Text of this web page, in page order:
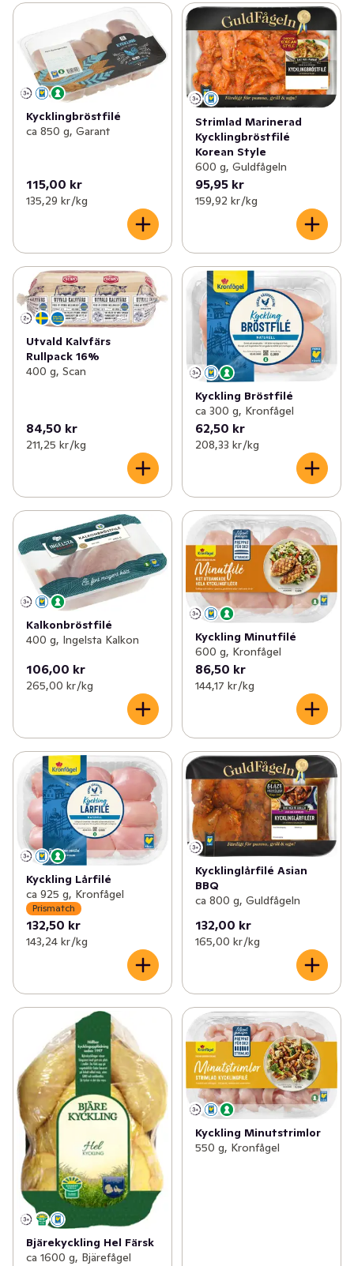
Kycklingbröstfilé
ca 850 g, Garant
115,00 kr
135,29 kr /kg
Strimlad Marinerad
Kycklingbröstfilé
Korean Style
600 g, Guldfågeln
95,95 kr
159,92 kr /kg
Utvald Kalvfärs
Rullpack 16%
400 g, Scan
84,50 kr
211,25 kr /kg
Kyckling Bröstfilé
ca 300 g, Kronfågel
62,50 kr
208,33 kr /kg
Kalkonbröstfilé
400 g, Ingelsta Kalkon
106,00 kr
265,00 kr /kg
Kyckling Minutfilé
600 g, Kronfågel
86,50 kr
144,17 kr /kg
Kyckling Lårfilé
ca 925 g, Kronfågel
Prismatch
132,50 kr
143,24 kr /kg
Kycklinglårfilé Asian
BBQ
ca 800 g, Guldfågeln
132,00 kr
165,00 kr /kg
Bjärekyckling Hel Färsk
ca 1600 g, Bjärefågel
Kyckling Minutstrimlor
550 g, Kronfågel